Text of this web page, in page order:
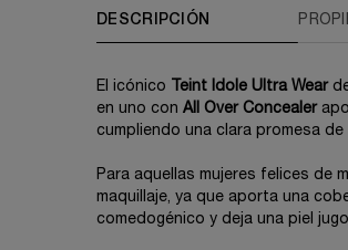
DESCRIPCIÓN
El icónico Teint Idole Ultra Wear
en uno con All Over Concealer
cumpliendo una clara promesa
Para aquellas mujeres felices de
maquillaje, ya que aporta una
comedogénico y deja una piel